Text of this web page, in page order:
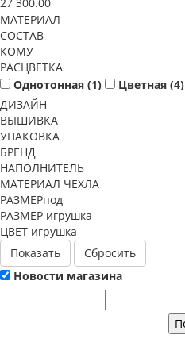
МАТЕРИАЛ
СОСТАВ
КОМУ
РАСЦВЕТКА
Однотонная (1) Цветная (4)
ДИЗАЙН
ВЫШИВКА
УПАКОВКА
БРЕНД
НАПОЛНИТЕЛЬ
МАТЕРИАЛ ЧЕХЛА
РАЗМЕРпод
РАЗМЕР игрушка
ЦВЕТ игрушка
Сбросить
Новости магазина